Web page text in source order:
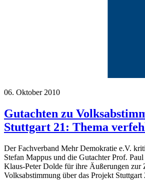
06. Oktober 2010
Gutachten zu
Stuttgart 21: Thema
Der Fachverband Mehr Demokratie e.V.
Stefan Mappus und die Gutachter Prof.
Klaus-Peter Dolde für ihre Äußerungen zur
Volksabstimmung über das Projekt Stuttgart